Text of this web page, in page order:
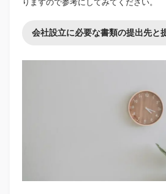
りますので参考にしてみてください。
会社設立に必要な書類の提出先と